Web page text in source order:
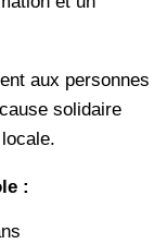
aux personnes
solidaire
: